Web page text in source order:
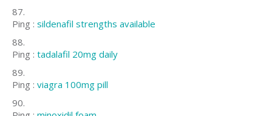
Ping : sildenafil strengths available
Ping : tadalafil 20mg daily
Ping : viagra 100mg pill